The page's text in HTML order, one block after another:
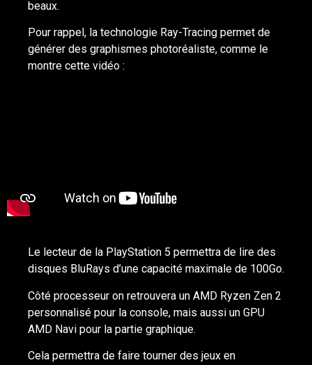
beaux.
Pour rappel, la technologie Ray-Tracing permet de
générer des graphismes photoréaliste, comme le
montre cette vidéo :
Le lecteur de la PlayStation 5 permettra de lire des
disques BluRays d’une capacité maximale de 100Go.
Côté processeur on retrouvera un AMD Ryzen Zen 2
personnalisé pour la console, mais aussi un GPU
AMD Navi pour la partie graphique.
Cela permettra de faire tourner des jeux en